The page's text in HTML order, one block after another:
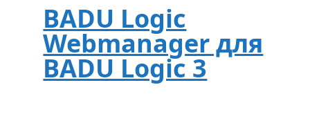
BADU Logic
Webmanager для
BADU Logic 3